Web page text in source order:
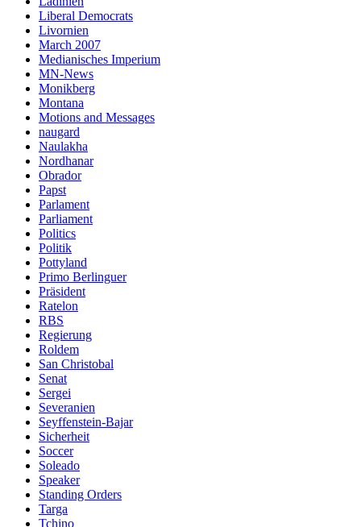
Liberal Democrats
Livornien
March 2007
Medianisches Imperium
MN-News
Monikberg
Montana
Motions and Messages
naugard
Naulakha
Nordhanar
Obrador
Papst
Parlament
Parliament
Politics
Politik
Pottyland
Primo Berlinguer
Präsident
Ratelon
RBS
Regierung
Roldem
San Christobal
Senat
Sergei
Severanien
Seyffenstein-Bajar
Sicherheit
Soccer
Soleado
Speaker
Standing Orders
Targa
Tchino